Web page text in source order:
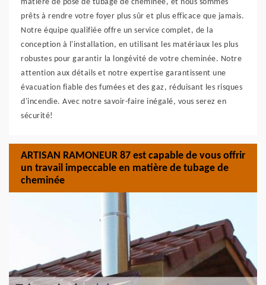
matière de pose de tubage de cheminée, et nous sommes
prêts à rendre votre foyer plus sûr et plus efficace que jamais.
Notre équipe qualifiée offre un service complet, de la
conception à l'installation, en utilisant les matériaux les plus
robustes pour garantir la longévité de votre cheminée. Notre
attention aux détails et notre expertise garantissent une
évacuation fiable des fumées et des gaz, réduisant les risques
d'incendie. Avec notre savoir-faire inégalé, vous serez en
sécurité!
ARTISAN RAMONEUR 87 est capable de vous offrir
un travail impeccable en matière de tubage de
cheminée